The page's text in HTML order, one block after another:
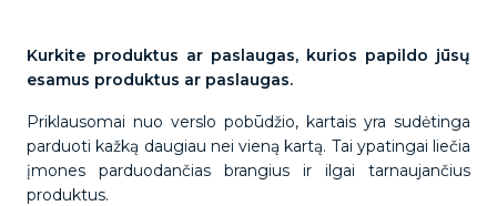
Kurkite produktus ar paslaugas, kurios papildo jūsų
esamus produktus ar paslaugas.
Priklausomai nuo verslo pobūdžio, kartais yra sudėtinga
parduoti kažką daugiau nei vieną kartą. Tai ypatingai liečia
įmones parduodančias brangius ir ilgai tarnaujančius
produktus.